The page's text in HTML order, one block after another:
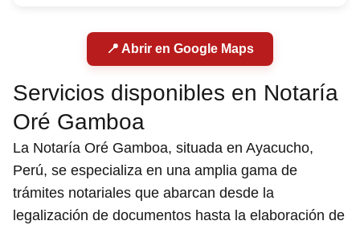
📍 Abrir en Google Maps
Servicios disponibles en Notaría
Oré Gamboa
La Notaría Oré Gamboa, situada en Ayacucho,
Perú, se especializa en una amplia gama de
trámites notariales que abarcan desde la
legalización de documentos hasta la elaboración de